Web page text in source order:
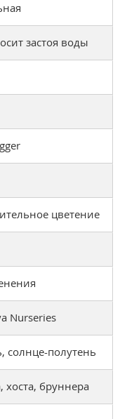
застоя воды
цветение
Nurseries
солнце-полутень
хоста, бруннера